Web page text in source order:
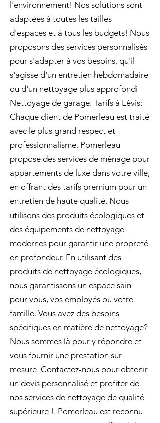
l'environnement! Nos solutions sont
adaptées à toutes les tailles
d'espaces et à tous les budgets! Nous
proposons des services personnalisés
pour s'adapter à vos besoins, qu'il
s'agisse d'un entretien hebdomadaire
ou d'un nettoyage plus approfondi
Nettoyage de garage: Tarifs à Lévis:
Chaque client de Pomerleau est traité
avec le plus grand respect et
professionnalisme. Pomerleau
propose des services de ménage pour
appartements de luxe dans votre ville,
en offrant des tarifs premium pour un
entretien de haute qualité. Nous
utilisons des produits écologiques et
des équipements de nettoyage
modernes pour garantir une propreté
en profondeur. En utilisant des
produits de nettoyage écologiques,
nous garantissons un espace sain
pour vous, vos employés ou votre
famille. Vous avez des besoins
spécifiques en matière de nettoyage?
Nous sommes là pour y répondre et
vous fournir une prestation sur
mesure. Contactez-nous pour obtenir
un devis personnalisé et profiter de
nos services de nettoyage de qualité
supérieure !. Pomerleau est reconnu